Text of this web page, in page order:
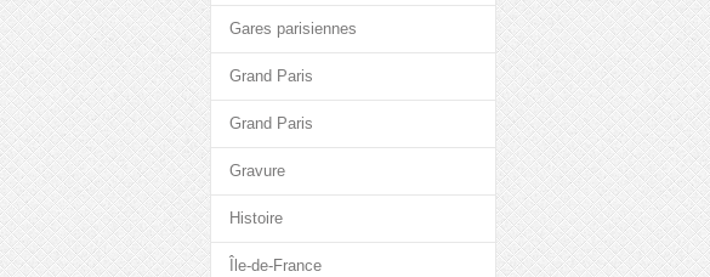
Gares parisiennes
Grand Paris
Grand Paris
Gravure
Histoire
Île-de-France